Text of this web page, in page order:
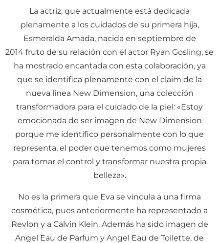
La actriz, que actualmente está dedicada
plenamente a los cuidados de su primera hija,
Esmeralda Amada, nacida en septiembre de
2014 fruto de su relación con el actor Ryan Gosling, se
ha mostrado encantada con esta colaboración, ya
que se identifica plenamente con el claim de la
nueva línea New Dimension, una colección
transformadora para el cuidado de la piel: «Estoy
emocionada de ser imagen de New Dimension
porque me identifico personalmente con lo que
representa, el poder que tenemos como mujeres
para tomar el control y transformar nuestra propia
belleza».
No es la primera que Eva se vincula a una firma
cosmética, pues anteriormente ha representado a
Revlon y a Calvin Klein. Además ha sido imagen de
Angel Eau de Parfum y Angel Eau de Toilette, de